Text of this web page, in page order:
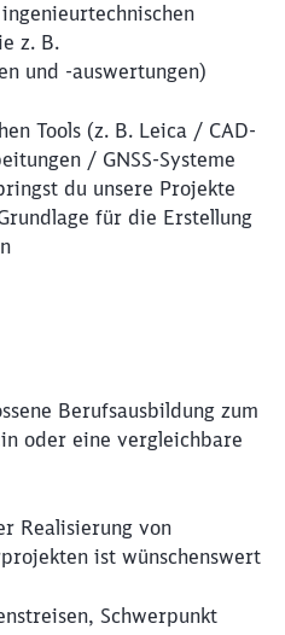
z. B.
und -auswertungen)
Tools (z. B. Leica / CAD-
/ GNSS-Systeme
du unsere Projekte
für die Erstellung
Berufsausbildung zum
oder eine vergleichbare
Realisierung von
ist wünschenswert
Schwerpunkt